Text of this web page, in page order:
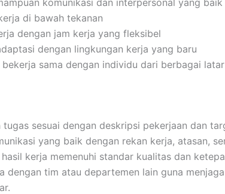
komunikasi dan interpersonal yang baik
di bawah tekanan
dengan jam kerja yang fleksibel
dengan lingkungan kerja yang baru
bekerja sama dengan individu dari berbagai
tugas sesuai dengan deskripsi pekerjaan dan
yang baik dengan rekan kerja, atasan,
kerja memenuhi standar kualitas dan
dengan tim atau departemen lain guna